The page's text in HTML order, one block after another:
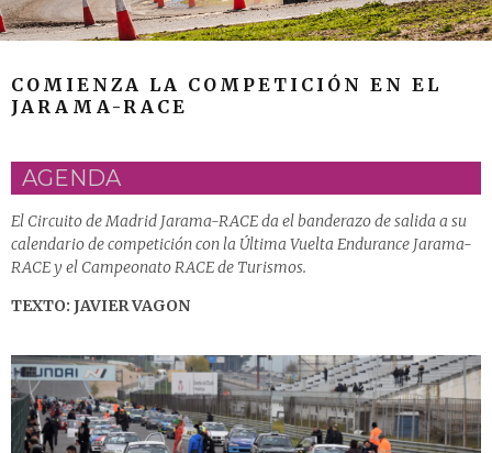
COMIENZA LA COMPETICIÓN EN EL
JARAMA-RACE
AGENDA
El Circuito de Madrid Jarama-RACE da el banderazo de salida a su
calendario de competición con la Última Vuelta Endurance Jarama-
RACE y el Campeonato RACE de Turismos.
TEXTO: JAVIER VAGON